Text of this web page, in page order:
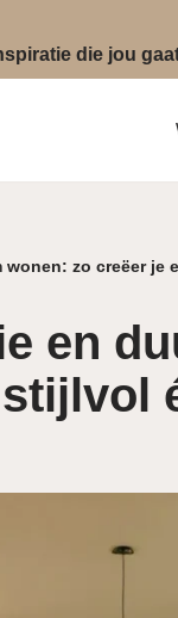
die jou
zo creëer je
en